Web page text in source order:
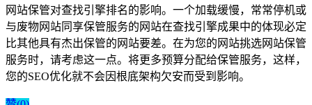
网站保管对查找引擎排名的影响。一个加载缓慢，常常停机或
与废物网站同享保管服务的网站在查找引擎成果中的体现必定
比其他具有杰出保管的网站要差。在为您的网站挑选网站保管
服务时，请考虑这一点。将更多预算分配给保管服务，这样，
您的SEO优化就不会因根底架构欠安而受到影响。